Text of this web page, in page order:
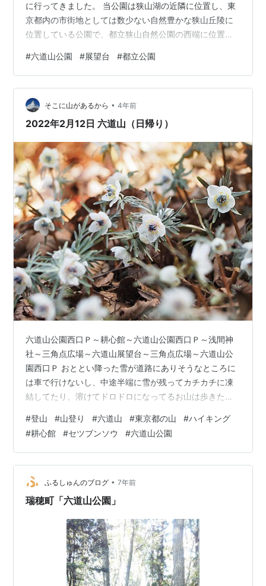
に行ってきました。 当公園は狭山湖の近隣に位置し、東
京都内の市街地としては数少ない自然豊かな狭山丘陵に
位置している公園で、都立狭山自然公園の西端に位置し
思えないくらいの風景です。 公園には展望台が設置され
ており、360度の大パノラマが覗けます。 また、広大な
公園内には古民家から雑木林、アスレチックなど一日過
ごせそうです。 今回は展望台目的だったので、殆ど回れ
ていませんが、機会があればじっくり堪能したいなと思
#六道山公園 #展望台 #都立公園
そこに山があるから • 4年前
2022年2月12日 六道山（日帰り）
六道山公園西口Ｐ～耕心館～六道山公園西口Ｐ～浅間神
社～三角点広場～六道山展望台～三角点広場～六道山公
園西口Ｐ おととい降った雪が道路にありそうなところに
は車で行けないし、中途半端に雪が残ってカチカチに凍
結してたり、溶けてドロドロになってるお山は歩きたく
心館にセツブンソウを見に行って来ました！ついでに前
から気になってた六道山もお散歩してきました。 完全な
お散歩なのでのんびり10:00過ぎにおうちを出て、11:00
前に駐車場に着きました。まずはセツブンソウを見に耕
心館へ。徒歩で５分くらいかな？入ってすぐに鉢植えの
セツブンソウに会えました。 わわっ、…
#登山 #山登り #六道山 #東京都の山 #ハイキング
#耕心館 #セツブンソウ #六道山公園
ふるしゅんのブログ • 7年前
瑞穂町「六道山公園」